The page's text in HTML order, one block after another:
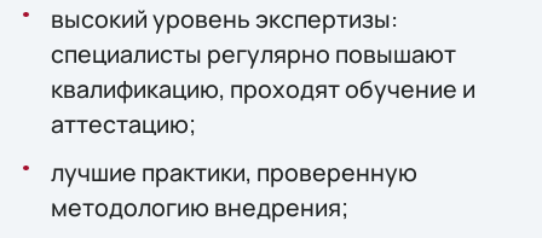
высокий уровень экспертизы:
специалисты регулярно повышают
квалификацию, проходят обучение и
аттестацию;
лучшие практики, проверенную
методологию внедрения;